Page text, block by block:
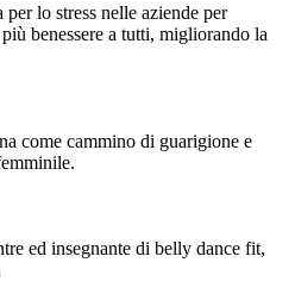
lo stress nelle aziende per
benessere a tutti, migliorando la
come cammino di guarigione e
ed insegnante di belly dance fit,